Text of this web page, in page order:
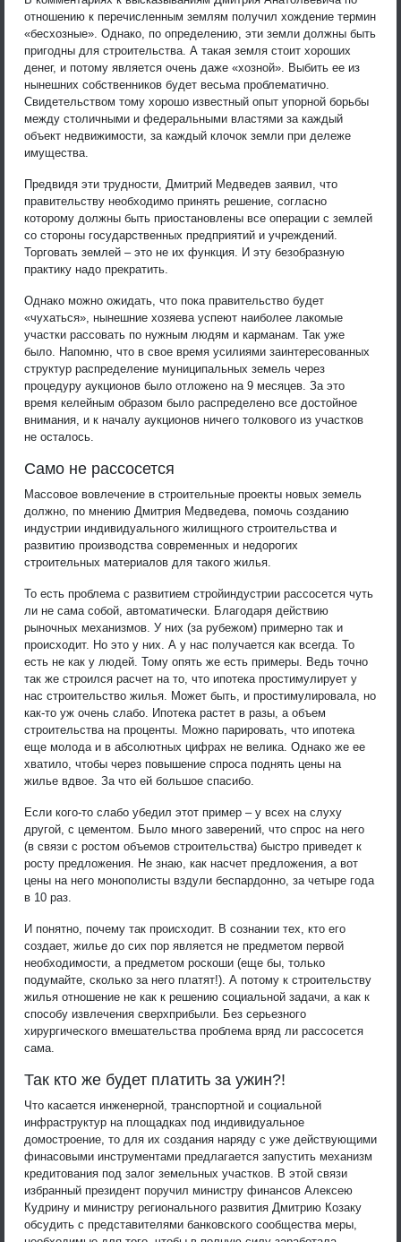
отношению к перечисленным землям получил хождение термин
«бесхозные». Однако, по определению, эти земли должны быть
пригодны для строительства. А такая земля стоит хороших
денег, и потому является очень даже «хозной». Выбить ее из
нынешних собственников будет весьма проблематично.
Свидетельством тому хорошо известный опыт упорной борьбы
между столичными и федеральными властями за каждый
объект недвижимости, за каждый клочок земли при дележе
имущества.
Предвидя эти трудности, Дмитрий Медведев заявил, что
правительству необходимо принять решение, согласно
которому должны быть приостановлены все операции с землей
со стороны государственных предприятий и учреждений.
Торговать землей – это не их функция. И эту безобразную
практику надо прекратить.
Однако можно ожидать, что пока правительство будет
«чухаться», нынешние хозяева успеют наиболее лакомые
участки рассовать по нужным людям и карманам. Так уже
было. Напомню, что в свое время усилиями заинтересованных
структур распределение муниципальных земель через
процедуру аукционов было отложено на 9 месяцев. За это
время келейным образом было распределено все достойное
внимания, и к началу аукционов ничего толкового из участков
не осталось.
Само не рассосется
Массовое вовлечение в строительные проекты новых земель
должно, по мнению Дмитрия Медведева, помочь созданию
индустрии индивидуального жилищного строительства и
развитию производства современных и недорогих
строительных материалов для такого жилья.
То есть проблема с развитием стройиндустрии рассосется чуть
ли не сама собой, автоматически. Благодаря действию
рыночных механизмов. У них (за рубежом) примерно так и
происходит. Но это у них. А у нас получается как всегда. То
есть не как у людей. Тому опять же есть примеры. Ведь точно
так же строился расчет на то, что ипотека простимулирует у
нас строительство жилья. Может быть, и простимулировала, но
как-то уж очень слабо. Ипотека растет в разы, а объем
строительства на проценты. Можно парировать, что ипотека
еще молода и в абсолютных цифрах не велика. Однако же ее
хватило, чтобы через повышение спроса поднять цены на
жилье вдвое. За что ей большое спасибо.
Если кого-то слабо убедил этот пример – у всех на слуху
другой, с цементом. Было много заверений, что спрос на него
(в связи с ростом объемов строительства) быстро приведет к
росту предложения. Не знаю, как насчет предложения, а вот
цены на него монополисты вздули беспардонно, за четыре года
в 10 раз.
И понятно, почему так происходит. В сознании тех, кто его
создает, жилье до сих пор является не предметом первой
необходимости, а предметом роскоши (еще бы, только
подумайте, сколько за него платят!). А потому к строительству
жилья отношение не как к решению социальной задачи, а как к
способу извлечения сверхприбыли. Без серьезного
хирургического вмешательства проблема вряд ли рассосется
сама.
Так кто же будет платить за ужин?!
Что касается инженерной, транспортной и социальной
инфраструктур на площадках под индивидуальное
домостроение, то для их создания наряду с уже действующими
финасовыми инструментами предлагается запустить механизм
кредитования под залог земельных участков. В этой связи
избранный президент поручил министру финансов Алексею
Кудрину и министру регионального развития Дмитрию Козаку
обсудить с представителями банковского сообщества меры,